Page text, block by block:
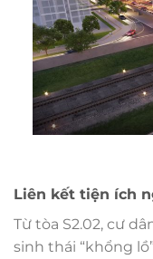
Liên kết tiện ích
Từ tòa S2.02, cư
sinh thái “khổng